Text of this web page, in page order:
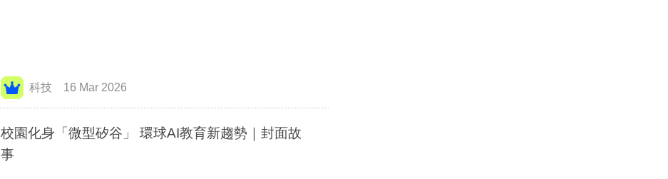
科技 16 Mar 2026
校園化身「微型矽谷」 環球AI教育新趨勢｜封面故
事